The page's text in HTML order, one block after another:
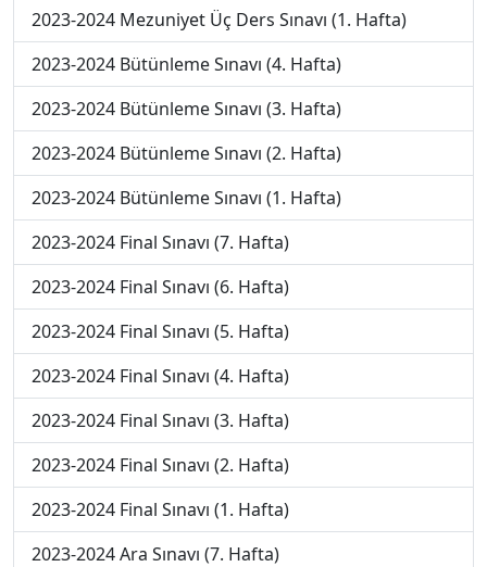
2023-2024 Mezuniyet Üç Ders Sınavı (1. Hafta)
2023-2024 Bütünleme Sınavı (4. Hafta)
2023-2024 Bütünleme Sınavı (3. Hafta)
2023-2024 Bütünleme Sınavı (2. Hafta)
2023-2024 Bütünleme Sınavı (1. Hafta)
2023-2024 Final Sınavı (7. Hafta)
2023-2024 Final Sınavı (6. Hafta)
2023-2024 Final Sınavı (5. Hafta)
2023-2024 Final Sınavı (4. Hafta)
2023-2024 Final Sınavı (3. Hafta)
2023-2024 Final Sınavı (2. Hafta)
2023-2024 Final Sınavı (1. Hafta)
2023-2024 Ara Sınavı (7. Hafta)